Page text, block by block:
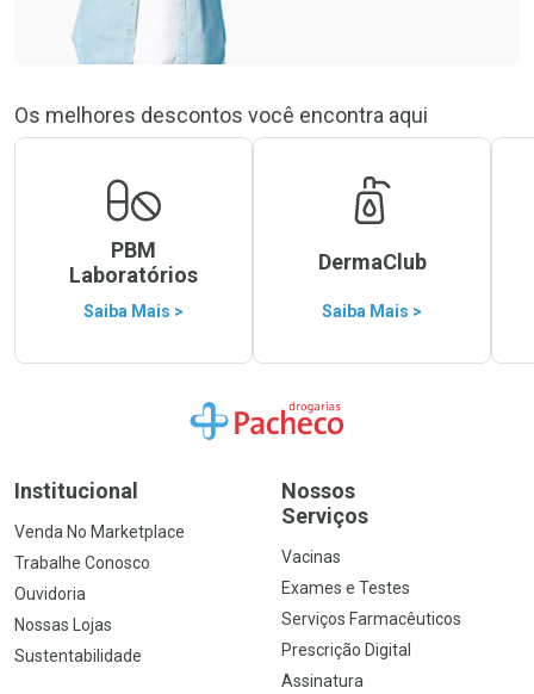
Os melhores descontos você encontra aqui
PBM
Laboratórios
Saiba Mais >
DermaClub
Saiba Mais >
Ir para a Home
Institucional
Venda No Marketplace
Trabalhe Conosco
Ouvidoria
Nossas Lojas
Sustentabilidade
Nossos
Serviços
Vacinas
Exames e Testes
Serviços Farmacêuticos
Prescrição Digital
Assinatura